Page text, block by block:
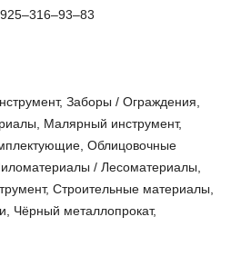
Заборы / Ограждения,
Малярный инструмент,
Облицовочные
/ Лесоматериалы,
Строительные материалы,
Чёрный металлопрокат,